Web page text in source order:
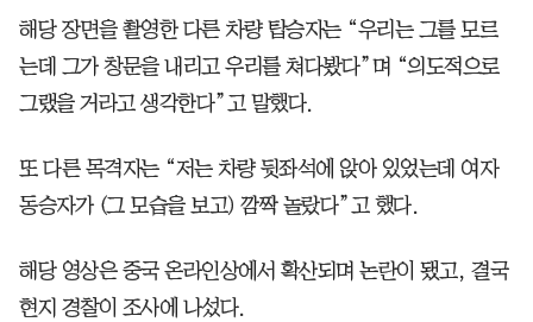
해당 장면을 촬영한 다른 차량 탑승자는 “우리는 그를 모르
는데 그가 창문을 내리고 우리를 쳐다봤다”며 “의도적으로
그랬을 거라고 생각한다”고 말했다.
또 다른 목격자는 “저는 차량 뒷좌석에 앉아 있었는데 여자
동승자가 (그 모습을 보고) 깜짝 놀랐다”고 했다.
해당 영상은 중국 온라인상에서 확산되며 논란이 됐고, 결국
현지 경찰이 조사에 나섰다.